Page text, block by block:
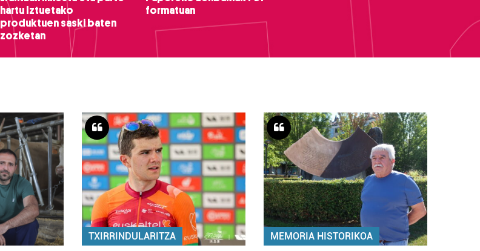
hartu Iztuetako
produktuen saski baten
zozketan
formatuan
TXIRRINDULARITZA MEMORIA HISTORIKOA